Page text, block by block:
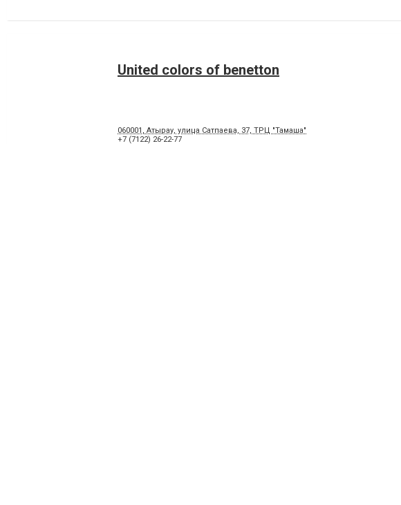
United colors of benetton
060001, Атырау, улица Сатпаева, 37, ТРЦ "Тамаша"
+7 (7122) 26-22-77